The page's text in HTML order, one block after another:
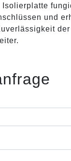
Isolierplatte
und